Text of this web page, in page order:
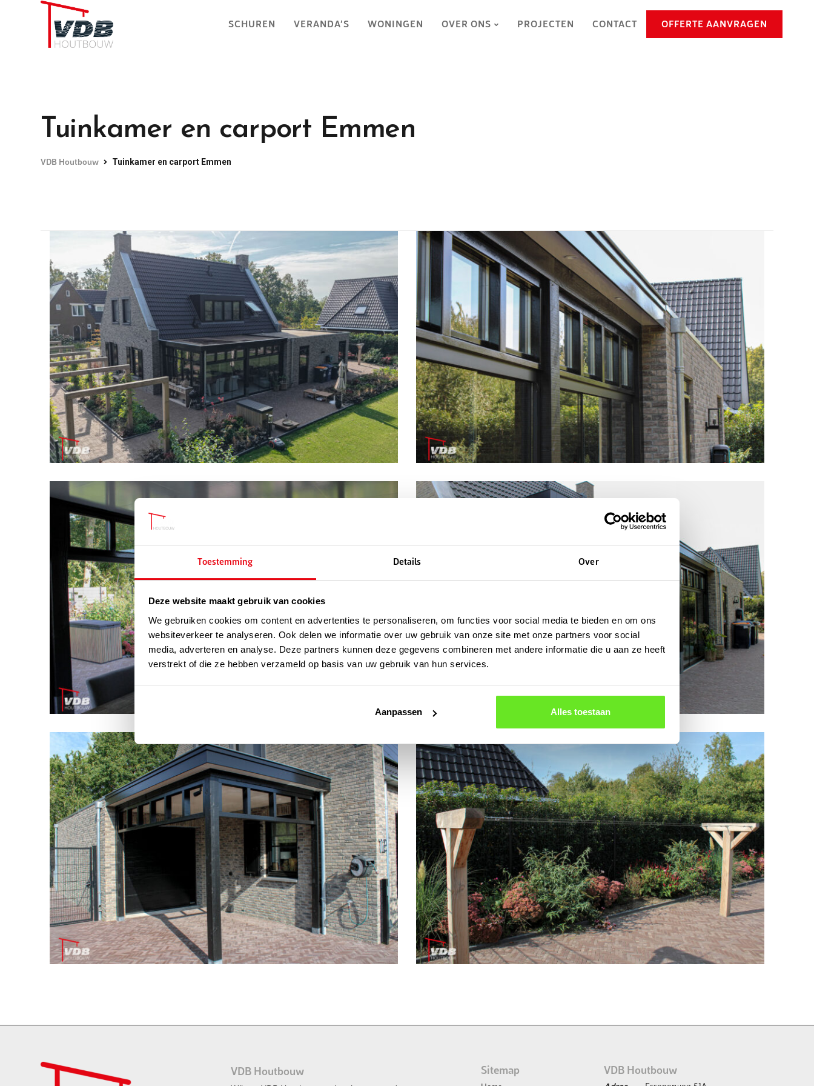
Toestemming Details Over
Deze website maakt gebruik van cookies
We gebruiken cookies om content en advertenties te personaliseren, om functies voor social media te bieden en om ons
websiteverkeer te analyseren. Ook delen we informatie over uw gebruik van onze site met onze partners voor social
media, adverteren en analyse. Deze partners kunnen deze gegevens combineren met andere informatie die u aan ze heeft
verstrekt of die ze hebben verzameld op basis van uw gebruik van hun services.
Aanpassen Alles toestaan
SCHUREN VERANDA’S WONINGEN OVER ONS PROJECTEN CONTACT OFFERTE AANVRAGEN
Tuinkamer en carport Emmen
VDB Houtbouw Tuinkamer en carport Emmen
VDB Houtbouw Sitemap VDB Houtbouw